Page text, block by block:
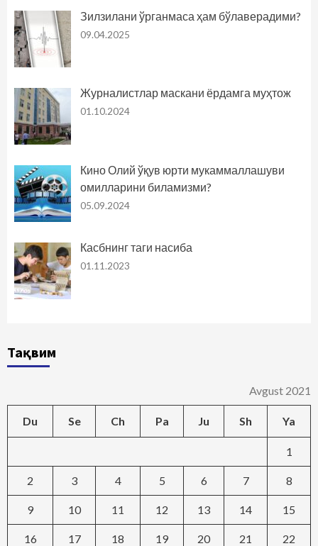
Зилзилани ўрганмаса ҳам бўлаверадими?
09.04.2025
Журналистлар маскани ёрдамга муҳтож
01.10.2024
Кино Олий ўқув юрти мукаммаллашуви
омилларини биламизми?
05.09.2024
Касбнинг таги насиба
01.11.2023
Тақвим
Avgust 2021
Du Se Ch Pa Ju Sh Ya
1
2 3 4 5 6 7 8
9 10 11 12 13 14 15
16 17 18 19 20 21 22